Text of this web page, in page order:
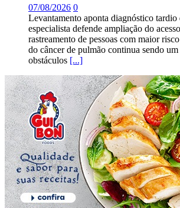
07/08/2026 0
Levantamento aponta diagnóstico
especialista defende ampliação do
rastreamento de pessoas com maior
do câncer de pulmão continua sendo
obstáculos [...]